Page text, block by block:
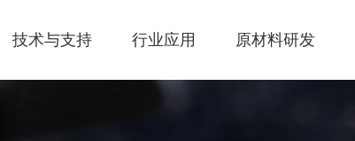
技术与支持 行业应用 原材料研发